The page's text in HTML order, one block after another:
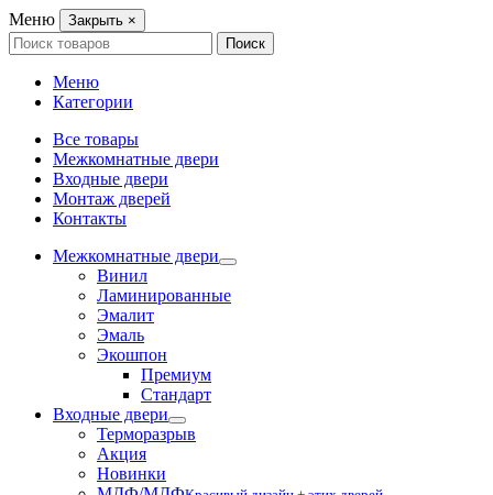
Меню Закрыть ×
Search
for:
Поиск
Меню
Категории
Все товары
Межкомнатные двери
Входные двери
Монтаж дверей
Контакты
Межкомнатные двери
Винил
Ламинированные
Эмалит
Эмаль
Экошпон
Премиум
Стандарт
Входные двери
Терморазрыв
Акция
Новинки